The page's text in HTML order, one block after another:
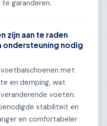
garanderen.
zijn aan te raden
ondersteuning nodig
met
en demping, wat
voeten.
stabiliteit en
en comfortabeler